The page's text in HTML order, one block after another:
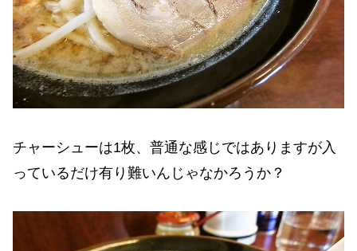
チャーシューは1枚、普通な感じではありますが入
っているだけ有り難いんじゃなかろうか？